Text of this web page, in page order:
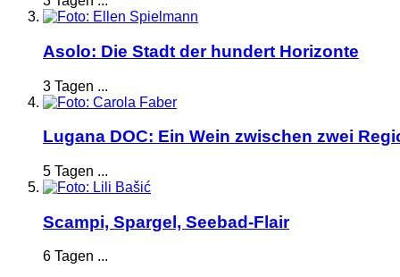
Asolo: Die Stadt der hundert Horizonte
3 Tagen ...
Lugana DOC: Ein Wein zwischen zwei
5 Tagen ...
Scampi, Spargel, Seebad-Flair
6 Tagen ...